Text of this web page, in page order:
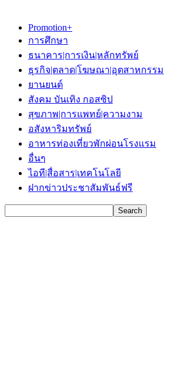
Promotion+
การศึกษา
ธนาคาร|การเงิน|หลักทรัพย์
ธุรกิจ|ตลาด|โฆษณา|อุตสาหกรรม
ยานยนต์
สังคม บันเทิง กอสซิป
สุขภาพ|การแพทย์|ความงาม
อสังหาริมทรัพย์
อาหารท่องเที่ยวพักผ่อนโรงแรม
อื่นๆ
ไอที|สื่อสาร|เทคโนโลยี
ฝากข่าวประชาสัมพันธ์ฟรี